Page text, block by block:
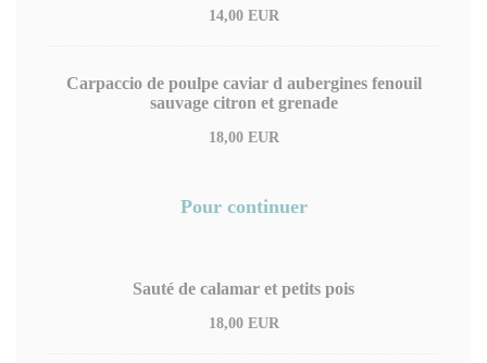
14,00 EUR
Carpaccio de poulpe caviar d aubergines fenouil
sauvage citron et grenade
18,00 EUR
Pour continuer
Sauté de calamar et petits pois
18,00 EUR